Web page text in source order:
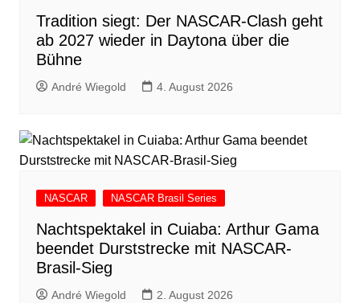
Tradition siegt: Der NASCAR-Clash geht
ab 2027 wieder in Daytona über die
Bühne
André Wiegold 4. August 2026
NASCAR NASCAR Brasil Series
Nachtspektakel in Cuiaba: Arthur Gama
beendet Durststrecke mit NASCAR-
Brasil-Sieg
André Wiegold 2. August 2026